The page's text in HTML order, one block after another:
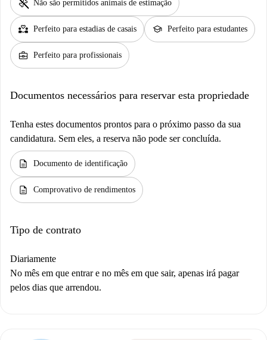
pet_supplies Não são permitidos animais de estimação
partner_heart Perfeito para estadias de casais school Perfeito para estudantes
business_center Perfeito para profissionais
Documentos necessários para reservar esta propriedade
Tenha estes documentos prontos para o próximo passo da sua
candidatura. Sem eles, a reserva não pode ser concluída.
description Documento de identificação
description Comprovativo de rendimentos
Tipo de contrato
Diariamente
No mês em que entrar e no mês em que sair, apenas irá pagar
pelos dias que arrendou.